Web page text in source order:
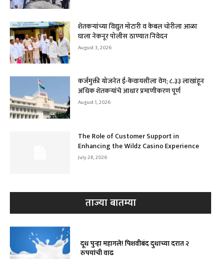
शेतकऱ्यांच्या विद्युत मोटारी व केबल चोरीला आळा
घाला नेकनूर पोलीस ठाण्यात निवेदन
August 3, 2026
कर्जमुक्ती योजनेत ई-केवायसीला वेग; ८.३३ लाखांहून
अधिक शेतकऱ्यांचे आधार प्रमाणीकरण पूर्ण
August 1, 2026
The Role of Customer Support in
Enhancing the Wildz Casino Experience
July 28, 2026
ताज्या बातम्या
दूध पुन्हा महागले! पिशवीबंद दुधाच्या दरात २
रुपयांची वाढ